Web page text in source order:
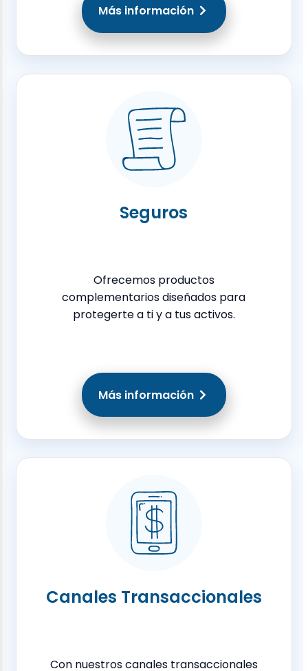
Más información
Seguros
Ofrecemos productos
complementarios diseñados para
protegerte a ti y a tus activos.
Más información
Canales Transaccionales
Con nuestros canales transaccionales